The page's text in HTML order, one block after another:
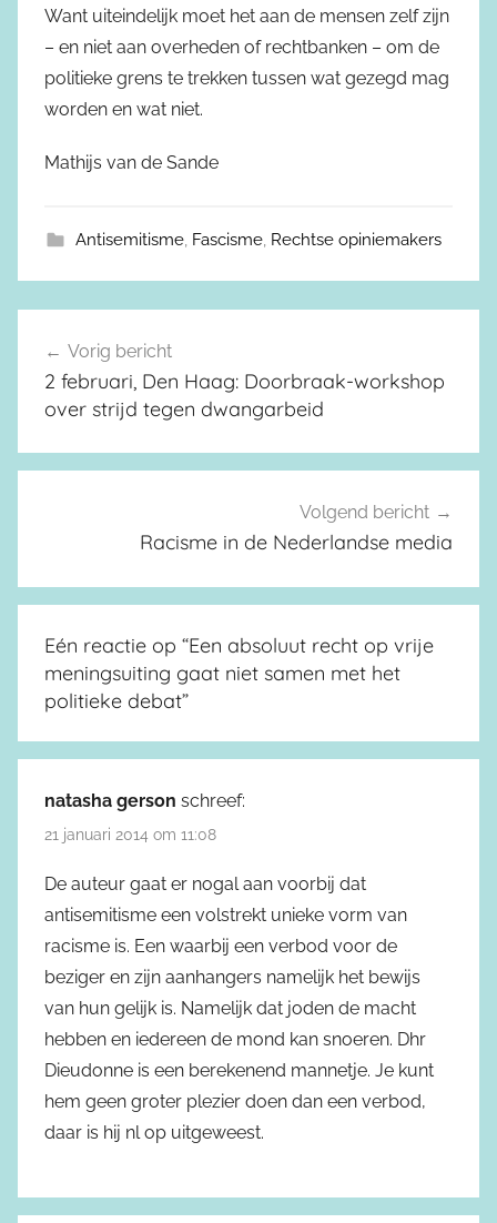
Want uiteindelijk moet het aan de mensen zelf zijn
– en niet aan overheden of rechtbanken – om de
politieke grens te trekken tussen wat gezegd mag
worden en wat niet.
Mathijs van de Sande
Antisemitisme, Fascisme, Rechtse opiniemakers
Berichtnavigatie
Vorig bericht
2 februari, Den Haag: Doorbraak-workshop
over strijd tegen dwangarbeid
Volgend bericht
Racisme in de Nederlandse media
Eén reactie op “Een absoluut recht op vrije
meningsuiting gaat niet samen met het
politieke debat”
natasha gerson schreef:
21 januari 2014 om 11:08
De auteur gaat er nogal aan voorbij dat
antisemitisme een volstrekt unieke vorm van
racisme is. Een waarbij een verbod voor de
beziger en zijn aanhangers namelijk het bewijs
van hun gelijk is. Namelijk dat joden de macht
hebben en iedereen de mond kan snoeren. Dhr
Dieudonne is een berekenend mannetje. Je kunt
hem geen groter plezier doen dan een verbod,
daar is hij nl op uitgeweest.